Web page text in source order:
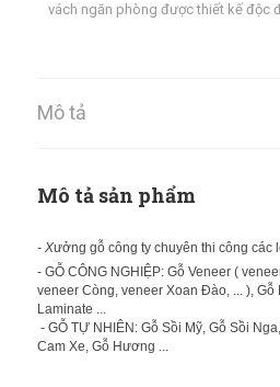
vách ngăn phòng được thiết kế độc
Mô tả
Mô tả sản phẩm
- Xưởng gỗ công ty chuyên thi công các
- GỖ CÔNG NGHIỆP: Gỗ Veneer (
veneer Còng, veneer Xoan Đào, ... ), Gỗ
Laminate ...
- GỖ TỰ NHIÊN: Gỗ Sồi Mỹ, Gỗ Sồi
Cam Xe, Gỗ Hương ...